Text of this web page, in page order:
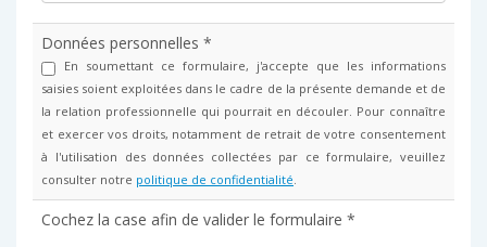
Données personnelles *
En soumettant ce formulaire, j'accepte que les informations
saisies soient exploitées dans le cadre de la présente demande et de
la relation professionnelle qui pourrait en découler. Pour connaître
et exercer vos droits, notamment de retrait de votre consentement
à l'utilisation des données collectées par ce formulaire, veuillez
consulter notre politique de confidentialité.
Cochez la case afin de valider le formulaire *